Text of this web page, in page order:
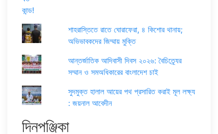
শাহরাস্তিতে রাতে ঘোরাফেরা, ৪ কিশোর থানায়;
অভিভাবকদের জিম্মায় মুক্তি
আন্তর্জাতিক আদিবাসী দিবস ২০২৬: বৈচিত্র্যের
সম্মান ও সমঅধিকারের বাংলাদেশ চাই
সুদমুক্ত হালাল আয়ের পথ প্রসারিত করাই মূল লক্ষ্য
: জয়নাল আবেদীন
দিনপঞ্জিকা